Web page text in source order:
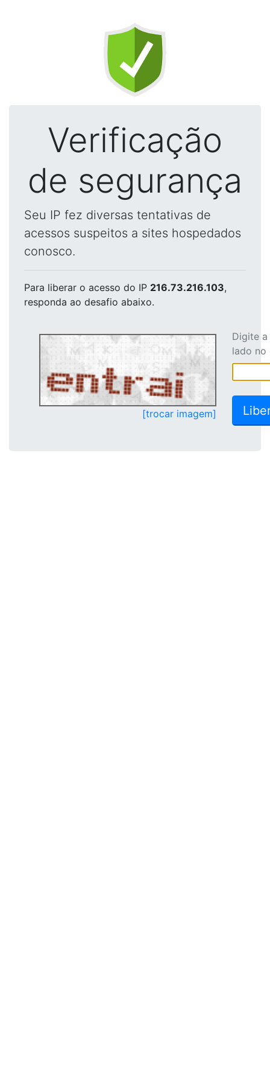
Verificação
de segurança
Seu IP fez diversas tentativas de
acessos suspeitos a sites hospedados
conosco.
Para liberar o acesso do IP 216.73.216.103,
responda ao desafio abaixo.
[trocar imagem]
Digite
lado no